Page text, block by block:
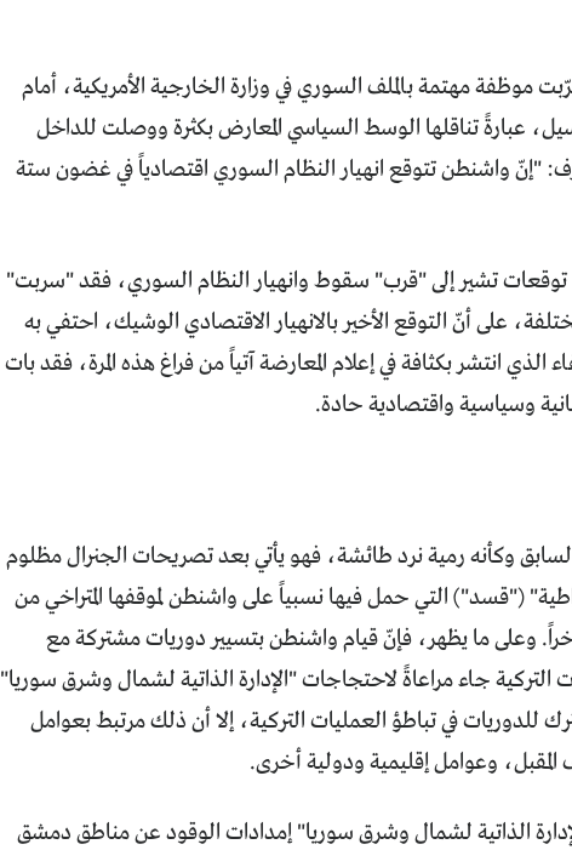
كانون الأول/ ديسمبر 2022، سرّبت موظفة مهتمة بالملف السوري في وزارة الخارجية الأمريكية، أمام
عبارةً تناقلها الوسط السياسي المعارض بكثرة ووصلت للداخل
"إنّ واشنطن تتوقع انهيار النظام السوري اقتصادياً في غضون ستة
توقعات تشير إلى "قرب" سقوط وانهيار النظام السوري، فقد "سربت"
على أنّ التوقع الأخير بالانهيار الاقتصادي الوشيك، احتفي به
انتشر بكثافة في إعلام المعارضة آتياً من فراغ هذه المرة، فقد بات
وسياسية واقتصادية حادة.
السابق وكأنه رمية نرد طائشة، فهو يأتي بعد تصريحات الجنرال مظلوم
("قسد") التي حمل فيها نسبياً على واشنطن لموقفها المتراخي من
وعلى ما يظهر، فإنّ قيام واشنطن بتسيير دوريات مشتركة مع
جاء مراعاةً لاحتجاجات "اﻹدارة الذاتية لشمال وشرق سوريا"
للدوريات في تباطؤ العمليات التركية، إلا أن ذلك مرتبط بعوامل
المقبل، وعوامل إقليمية ودولية أخرى.
الذاتية لشمال وشرق سوريا" إمدادات الوقود عن مناطق دمشق